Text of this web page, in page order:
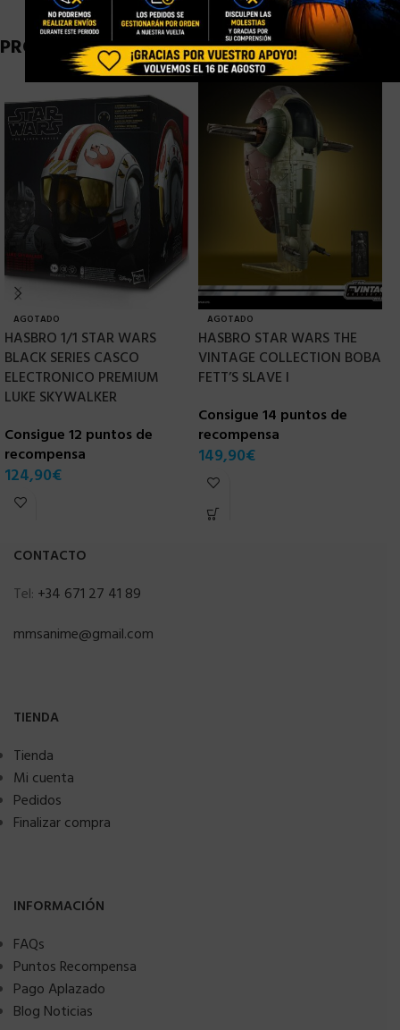
PRODUCTOS RELACIONADOS
AGOTADO
HASBRO 1/1 STAR WARS
BLACK SERIES CASCO
ELECTRONICO PREMIUM
LUKE SKYWALKER
Consigue 12 puntos de
recompensa
124,90€
AGOTADO
HASBRO STAR WARS THE
VINTAGE COLLECTION BOBA
FETT’S SLAVE I
Consigue 14 puntos de
recompensa
149,90€
CONTACTO
Tel: +34 671 27 41 89
mmsanime@gmail.com
TIENDA
Tienda
Mi cuenta
Pedidos
Finalizar compra
INFORMACIÓN
FAQs
Puntos Recompensa
Pago Aplazado
Blog Noticias